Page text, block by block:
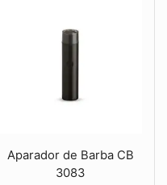
Aparador de Barba CB
3083